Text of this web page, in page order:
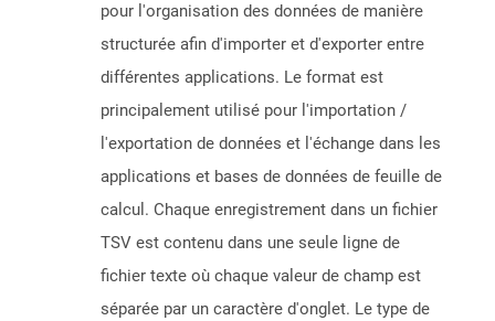
pour l'organisation des données de manière
structurée afin d'importer et d'exporter entre
différentes applications. Le format est
principalement utilisé pour l'importation /
l'exportation de données et l'échange dans les
applications et bases de données de feuille de
calcul. Chaque enregistrement dans un fichier
TSV est contenu dans une seule ligne de
fichier texte où chaque valeur de champ est
séparée par un caractère d'onglet. Le type de